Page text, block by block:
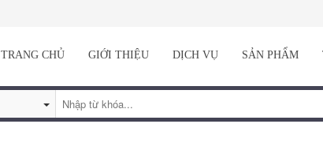
TRANG CHỦ GIỚI THIỆU DỊCH VỤ SẢN PHẨM